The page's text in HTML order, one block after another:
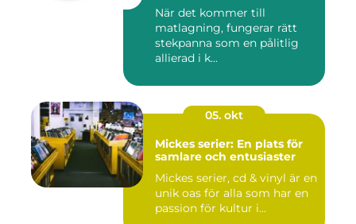
När det kommer till
matlagning, fungerar rätt
stekpanna som en pålitlig
allierad i k...
05. okt
Mickes serier: En plats för
samlare och entusiaster
Mickes serier, cd & vinyl är en
unik oas för alla som har en
passion för kultur i...